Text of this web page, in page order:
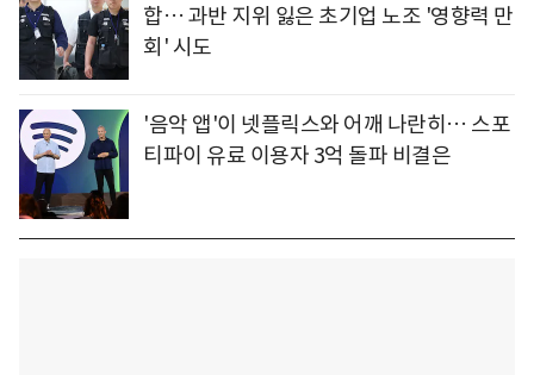
합… 과반 지위 잃은 초기업 노조 '영향력 만
회' 시도
'음악 앱'이 넷플릭스와 어깨 나란히… 스포
티파이 유료 이용자 3억 돌파 비결은